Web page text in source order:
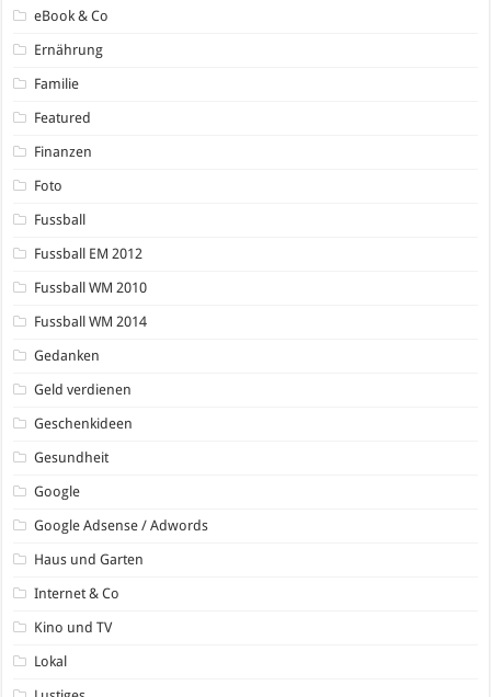
eBook & Co
Ernährung
Familie
Featured
Finanzen
Foto
Fussball
Fussball EM 2012
Fussball WM 2010
Fussball WM 2014
Gedanken
Geld verdienen
Geschenkideen
Gesundheit
Google
Google Adsense / Adwords
Haus und Garten
Internet & Co
Kino und TV
Lokal